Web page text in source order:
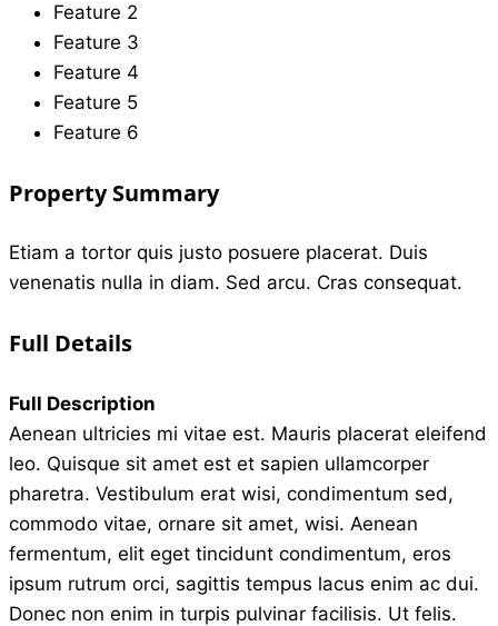
Feature 2
Feature 3
Feature 4
Feature 5
Feature 6
Property Summary
Etiam a tortor quis justo posuere placerat. Duis
venenatis nulla in diam. Sed arcu. Cras consequat.
Full Details
Full Description
Aenean ultricies mi vitae est. Mauris placerat eleifend
leo. Quisque sit amet est et sapien ullamcorper
pharetra. Vestibulum erat wisi, condimentum sed,
commodo vitae, ornare sit amet, wisi. Aenean
fermentum, elit eget tincidunt condimentum, eros
ipsum rutrum orci, sagittis tempus lacus enim ac dui.
Donec non enim in turpis pulvinar facilisis. Ut felis.